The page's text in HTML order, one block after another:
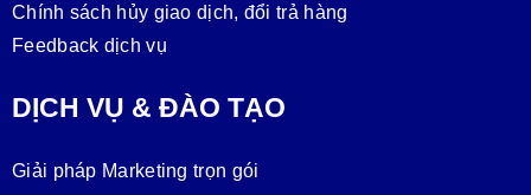
Chính sách hủy giao dịch, đổi trả hàng
Feedback dịch vụ
DỊCH VỤ & ĐÀO TẠO
Giải pháp Marketing trọn gói